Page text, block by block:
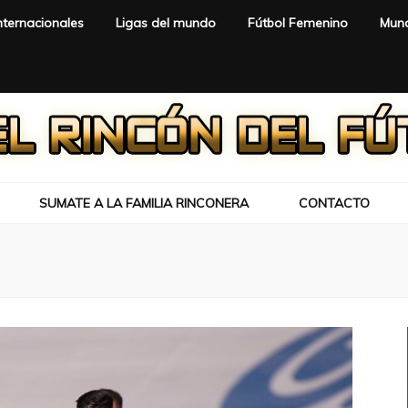
Ligas del mundo Fútbol Femenino
SUMATE A LA FAMILIA RINCONERA CONTACTO